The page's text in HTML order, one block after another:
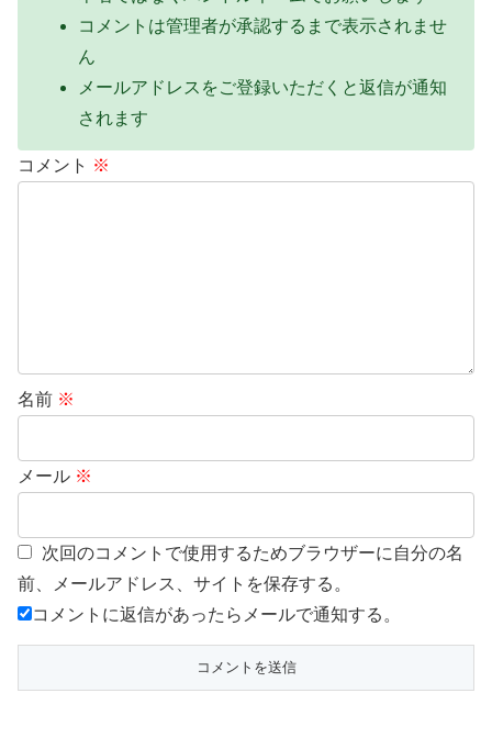
コメントは管理者が承認するまで表示されませ
ん
メールアドレスをご登録いただくと返信が通知
されます
コメント ※
名前 ※
メール ※
次回のコメントで使用するためブラウザーに自分の名
前、メールアドレス、サイトを保存する。
コメントに返信があったらメールで通知する。